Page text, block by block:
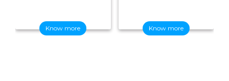
Know more Know more